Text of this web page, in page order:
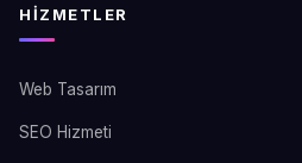
HIZMETLER
Web Tasarım
SEO Hizmeti